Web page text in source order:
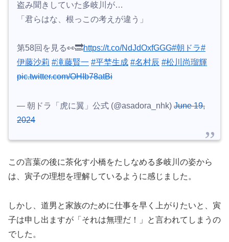
盗み聞きしていた多岐川が…
「君らはな、根っこの考えが違う」
第58回を見る👀🔜https://t.co/NdJdOxfGGG#朝ドラ#
伊藤沙莉 #滝藤賢一 #平埜生成 #名村辰 #松川尚瑠輝
pic.twitter.com/OHIb78atBi
— 朝ドラ「虎に翼」公式 (@asadora_nhk) June 19,
2024
この言葉の後に茶化す小橋をたしなめる多岐川の姿から
は、寅子の理想を理解しているように感じました。
しかし、道男と家族のために仕事を早く上がりたいと、寅
子は申し出ますが「それは無理だ！」と言われてしまうの
でした。